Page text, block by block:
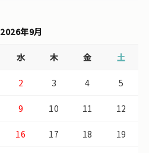
2026年9月
水 木 金 土
2 3 4 5
9 10 11 12
16 17 18 19